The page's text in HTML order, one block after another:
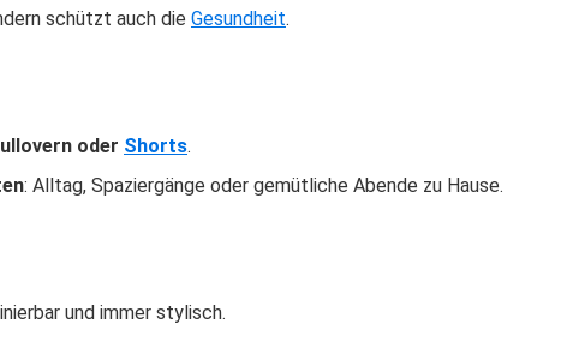
schützt auch die Gesundheit.
oder Shorts.
: Alltag, Spaziergänge oder gemütliche Abende zu Hause.
und immer stylisch.